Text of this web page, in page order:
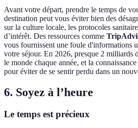
Avant votre départ, prendre le temps de
destination peut vous éviter bien des
sur la culture locale, les protocoles
d’intérêt. Des ressources comme
vous fournissent une foule d'informations
votre séjour. En 2026, presque 2 milliards
le monde chaque année, et la
pour éviter de se sentir perdu dans un
6. Soyez à l’heure
Le temps est précieux